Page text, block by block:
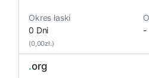
Okres łaski
0 Dni
(0,00zł.)
-
.org